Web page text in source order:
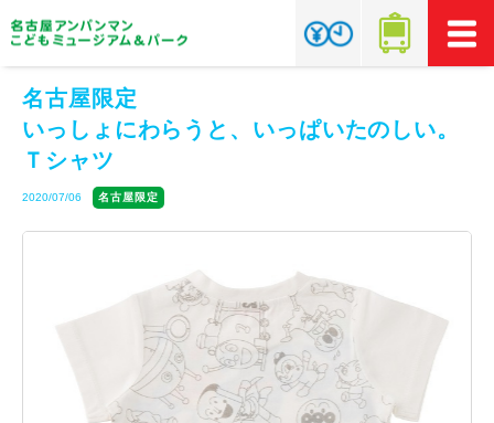
名古屋限定
いっしょにわらうと、いっぱいたのしい。
Ｔシャツ
2020/07/06 名古屋限定